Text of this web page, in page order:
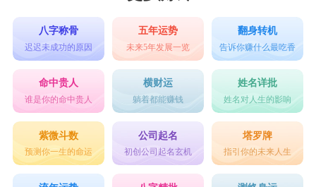
八字称骨
迟迟未成功的原因
五年运势
未来5年发展一览
翻身转机
告诉你赚什么最吃香
命中贵人
谁是你的命中贵人
横财运
躺着都能赚钱
姓名详批
姓名对人生的影响
紫微斗数
预测你一生的命运
公司起名
初创公司起名玄机
塔罗牌
指引你的未来人生